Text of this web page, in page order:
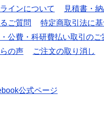
インについて
見積書・
ご質問
特定商取引法に
公費・科研費払い取引のご
の声 ご注文の取り消し
公式ページ